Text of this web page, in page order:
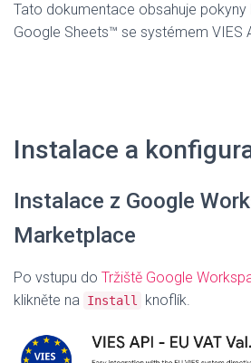
Tato dokumentace obsahuje pokyny
Google Sheets™ se systémem VIES
Instalace a
Instalace z Google
Marketplace
Po vstupu do Tržiště Google
klikněte na Install knoflík.